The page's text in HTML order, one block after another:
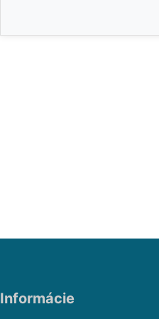
Informácie